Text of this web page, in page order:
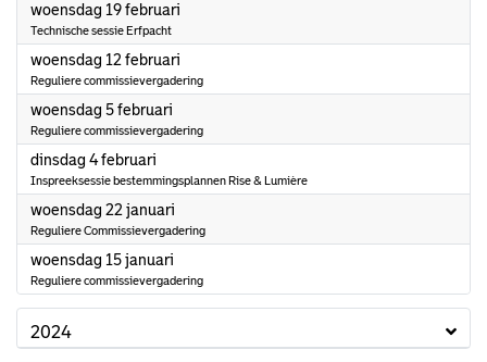
woensdag 19 februari
Technische sessie Erfpacht
woensdag 12 februari
Reguliere commissievergadering
woensdag 5 februari
Reguliere commissievergadering
dinsdag 4 februari
Inspreeksessie bestemmingsplannen Rise & Lumière
woensdag 22 januari
Reguliere Commissievergadering
woensdag 15 januari
Reguliere commissievergadering
2024